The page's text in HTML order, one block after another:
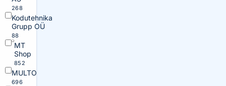
268
Kodutehnika
Grupp OÜ
88
MT
Shop
852
MULTO
696